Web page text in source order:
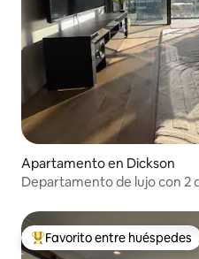
Apartamento en Dickson
Departamento de lujo con 2
Favorito entre huéspedes
Favorito entre huéspedes